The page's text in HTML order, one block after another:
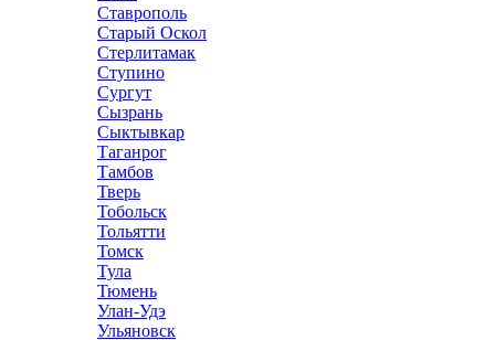
Ставрополь
Старый Оскол
Стерлитамак
Ступино
Сургут
Сызрань
Сыктывкар
Таганрог
Тамбов
Тверь
Тобольск
Тольятти
Томск
Тула
Тюмень
Улан-Удэ
Ульяновск